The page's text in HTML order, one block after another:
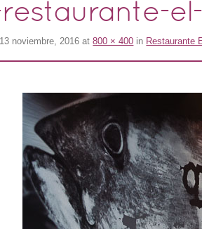
13 noviembre, 2016 at800 × 400 in Restaurante